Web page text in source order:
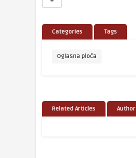
Categories Tags
Oglasna ploča
Related Articles Author